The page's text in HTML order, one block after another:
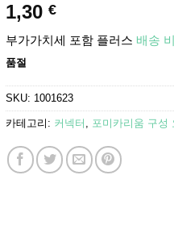
1,30 €
부가가치세 포함 플러스 배송
품절
SKU: 1001623
카테고리: 커넥터 , 포미카리움 구성